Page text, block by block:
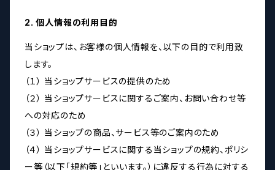
2. 個人情報の利用目的
当ショップは、お客様の個人情報を、以下の目的で利用致
します。
（１） 当ショップサービスの提供のため
（２） 当ショップサービスに関するご案内、お問い合わせ等
への対応のため
（３） 当ショップの商品、サービス等のご案内のため
（４） 当ショップサービスに関する当ショップの規約、ポリシ
ー等（以下「規約等」といいます。）に違反する行為に対する